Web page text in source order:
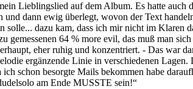
Lieblingslied auf dem Album. Es hatte auch
und dann ewig überlegt, wovon der Text
solle... dazu kam, dass ich mir nicht im Klaren
gemessenen 64 % more evil, das muß man
eher ruhig und konzentriert. - Das war
ergänzende Linie in verschiedenen
schon besorgte Mails bekommen habe
am Ende MUSSTE sein!“